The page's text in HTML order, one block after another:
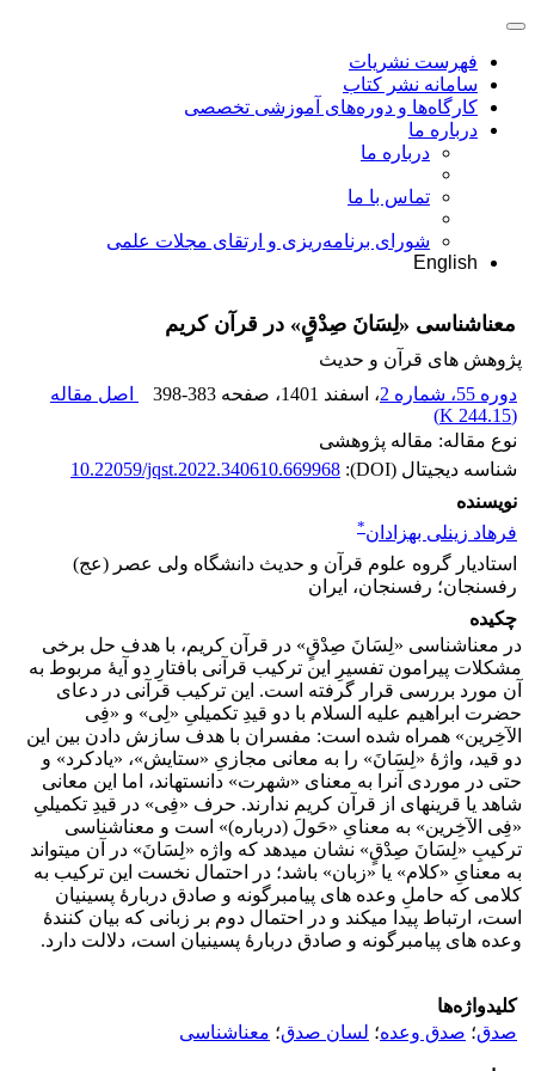
فهرست نشریات
سامانه نشر کتاب
کارگاه‌ها و دوره‌های آموزشی تخصصی
درباره ما
درباره ما
تماس با ما
شورای برنامه‌ریزی و ارتقای مجلات علمی
English
معناشناسی «لِسَانَ صِدْقٍ» در قرآن کریم
پژوهش های قرآن و حدیث
دوره 55، شماره 2
، اسفند 1401 ، صفحه 398-383
اصل مقاله
(
244.15 K
)
نوع مقاله: مقاله پژوهشی
شناسه دیجیتال (DOI):
10.22059/jqst.2022.340610.669968
نویسنده
فرهاد زینلی بهزادان*
استادیار گروه علوم قرآن و حدیث دانشگاه ولی عصر (عج)
رفسنجان؛ رفسنجان، ایران
چکیده
در معناشناسی «لِسَانَ صِدْقٍ» در قرآن کریم، با هدف حل برخی
مشکلات پیرامون تفسیرِ این ترکیب قرآنی بافتارِ دو آیۀ مربوط به
آن مورد بررسی قرار گرفته است. این ترکیب قرآنی در دعای
حضرت ابراهیم علیه السلام با دو قیدِ تکمیلیِ «لِی» و «فِی
الآخِرین» همراه شده است: مفسران با هدف سازش دادن بین این
دو قید، واژۀ «لِسَانَ» را به معانی مجازیِ «ستایش»، «یادکرد» و
حتی در موردی آن­را به معنای «شهرت» دانسته­اند، اما این معانی
شاهد یا قرینه­ای از قرآن کریم ندارند. حرف «فِی» در قیدِ تکمیلیِ
«فِی الآخِرین» به معنایِ «حَولَ (درباره)» است و معناشناسی
ترکیبِ «لِسَانَ صِدْقٍ» نشان می­دهد که واژه «لِسَانَ» در آن می­تواند
به معنایِ «کلام» یا «زبان» باشد؛ در احتمال نخست این ترکیب به
کلامی که حاملِ وعده­ های پیامبرگونه و صادق دربارۀ پسینیان
است، ارتباط پیدا می­کند و در احتمال دوم بر زبانی که بیان کنندۀ
وعده­ های پیامبرگونه و صادق دربارۀ پسینیان است، دلالت دارد.
کلیدواژه‌ها
صدق؛ صدق وعده؛ لسان صدق؛ معناشناسی